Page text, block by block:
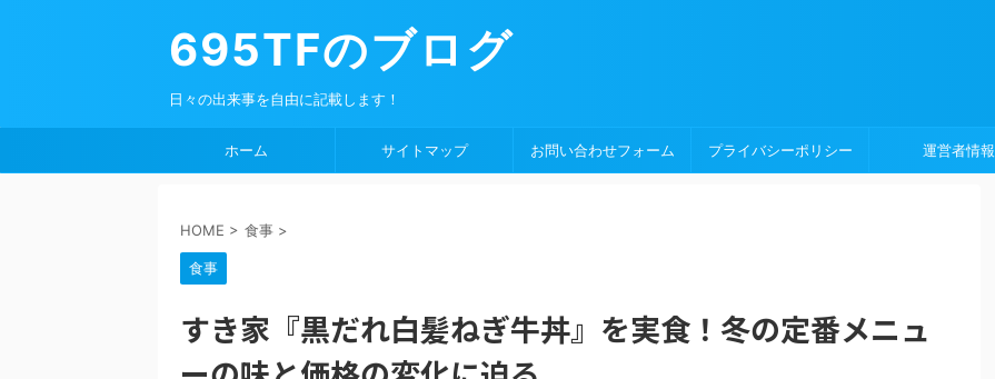
695TFのブログ
日々の出来事を自由に記載します！
ホーム サイトマップ お問い合わせフォーム プライバシーポリシー 運営者情報
HOME > 食事 >
食事
すき家『黒だれ白髪ねぎ牛丼』を実食！冬の定番メニュ